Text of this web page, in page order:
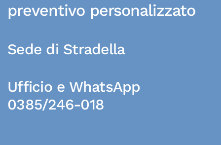
preventivo personalizzato
Sede di Stradella
Ufficio e WhatsApp
0385/246-018